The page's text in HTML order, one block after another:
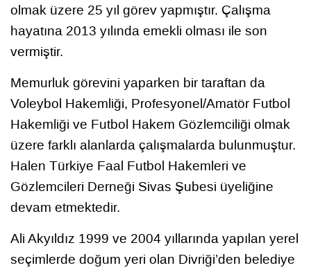
olmak üzere 25 yıl görev yapmıştır. Çalışma
hayatına 2013 yılında emekli olması ile son
vermiştir.
Memurluk görevini yaparken bir taraftan da
Voleybol Hakemliği, Profesyonel/Amatör Futbol
Hakemliği ve Futbol Hakem Gözlemciliği olmak
üzere farklı alanlarda çalışmalarda bulunmuştur.
Halen Türkiye Faal Futbol Hakemleri ve
Gözlemcileri Derneği Sivas Şubesi üyeliğine
devam etmektedir.
Ali Akyıldız 1999 ve 2004 yıllarında yapılan yerel
seçimlerde doğum yeri olan Divriği’den belediye